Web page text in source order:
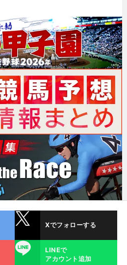
Xでフォローする
LINE
LINEで
アカウント追加